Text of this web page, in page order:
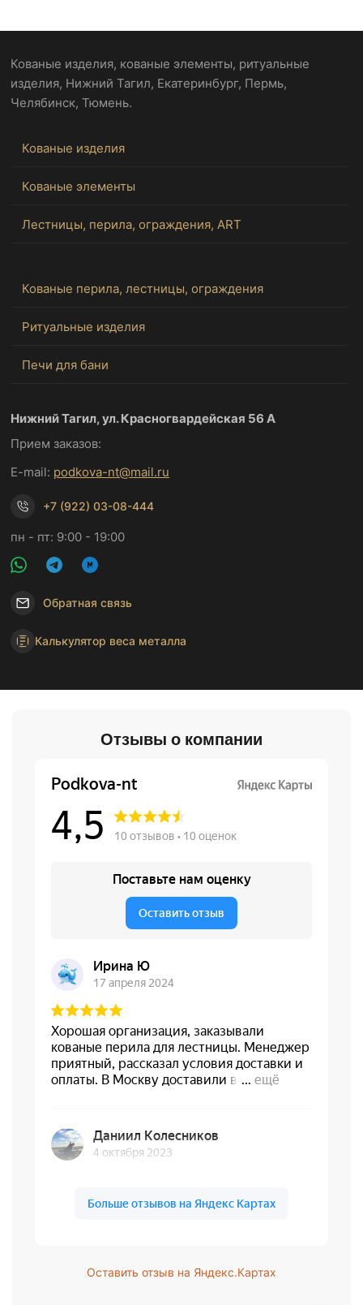
Кованые изделия, кованые элементы, ритуальные
изделия, Нижний Тагил, Екатеринбург, Пермь,
Челябинск, Тюмень.
Кованые изделия
Кованые элементы
Лестницы, перила, ограждения, ART
Кованые перила, лестницы, ограждения
Ритуальные изделия
Печи для бани
Нижний Тагил, ул. Красногвардейская 56 А
Прием заказов:
E-mail: podkova-nt@mail.ru
+7 (922) 03-08-444
пн - пт: 9:00 - 19:00
Обратная связь
Калькулятор веса металла
Отзывы о компании
Оставить отзыв на Яндекс.Картах